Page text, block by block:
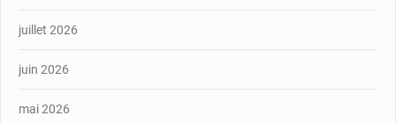
juillet 2026
juin 2026
mai 2026